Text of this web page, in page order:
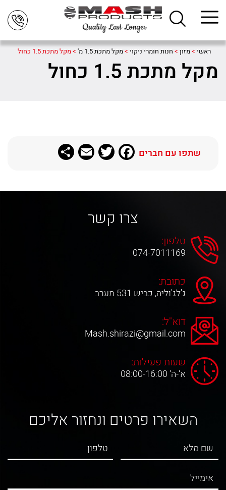
ראשי >מזון > חנות חומרי ניקוי >מקל מתכת 1.5 מ' >מקל מתכת 1.5 כחול
מקל מתכת 1.5 כחול
שתפו עם חברים Facebook
Twitter
Email
צרו קשר
טלפון:
074-7011169
כתובת:
ג'לג'וליה, כביש 531 מערב
דוא"ל:
Mash.shirazi@gmail.com
שעות פעילות:
א‘-ה‘ 08:00-16:00
השאירו פרטים ונחזור אליכם